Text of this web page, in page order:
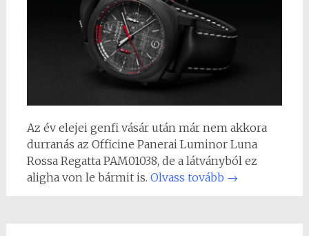
Az év elejei genfi vásár után már nem akkora
durranás az Officine Panerai Luminor Luna
Rossa Regatta PAM01038, de a látványból ez
aligha von le bármit is. Olvass tovább →